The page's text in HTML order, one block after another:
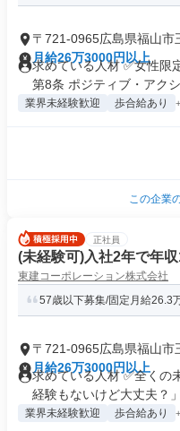
〒721-0965広島県福山市
月給26万3000円以上
求めている人材 ✅女性限
第8条 ポジティブ・アクシ
業界未経験歓迎 歩合給あり
この企業
正社員
(未経験可)入社2年で年
東建コーポレーション株式会社
57歳以下募集/固定月給26.3
〒721-0965広島県福山市
月給26万3000円以上
求めている人材 ✅全く
経験もないけど大丈夫？」
業界未経験歓迎 歩合給あり